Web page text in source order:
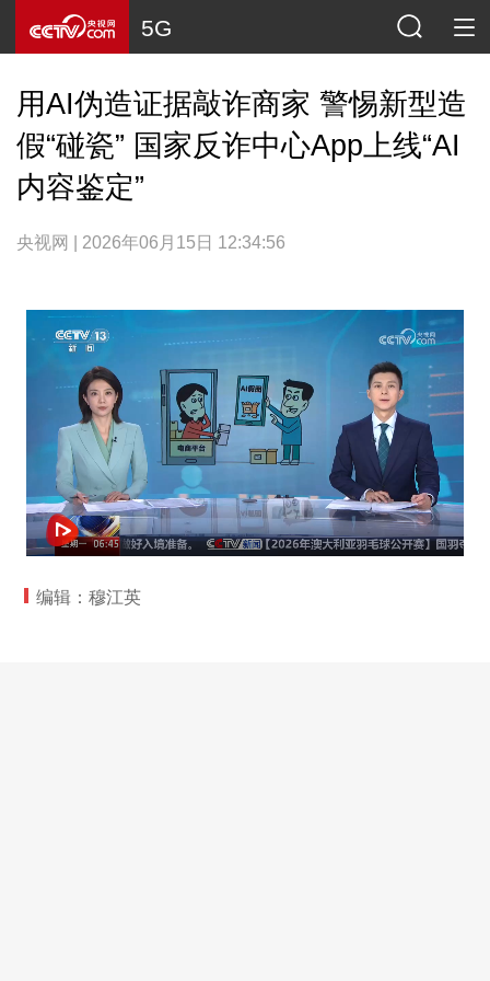
5G
用AI伪造证据敲诈商家 警惕新型造
假“碰瓷” 国家反诈中心App上线“AI
内容鉴定”
央视网 | 2026年06月15日 12:34:56
编辑：穆江英